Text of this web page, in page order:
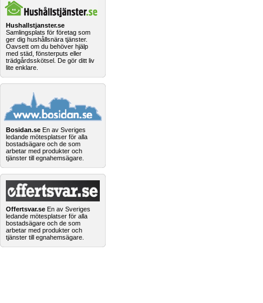
Hushallstjanster.se
Samlingsplats för företag som
ger dig hushållsnära tjänster.
Oavsett om du behöver hjälp
med städ, fönsterputs eller
trädgårdsskötsel. De gör ditt liv
lite enklare.
Bosidan.se En av Sveriges
ledande mötesplatser för alla
bostadsägare och de som
arbetar med produkter och
tjänster till egnahemsägare.
Offertsvar.se En av Sveriges
ledande mötesplatser för alla
bostadsägare och de som
arbetar med produkter och
tjänster till egnahemsägare.